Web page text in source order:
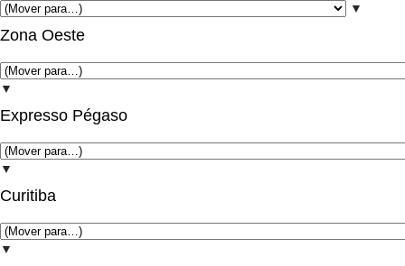
▼
Zona Oeste
▼
Expresso Pégaso
▼
Curitiba
▼